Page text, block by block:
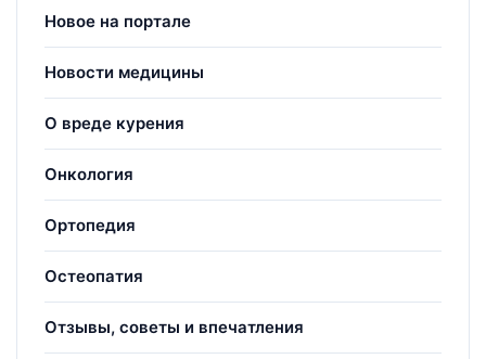
Новое на портале
Новости медицины
О вреде курения
Онкология
Ортопедия
Остеопатия
Отзывы, советы и впечатления